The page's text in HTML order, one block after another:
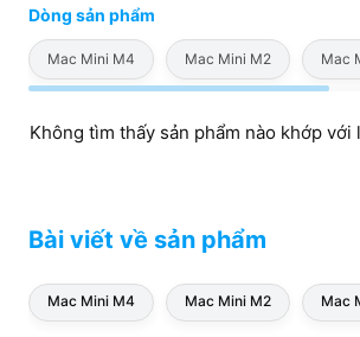
Dòng sản phẩm
Mac Mini M4 Mac Mini M2 Mac
Không tìm thấy sản phẩm nào khớp với
Bài viết về sản phẩm
Mac Mini M4 Mac Mini M2 Mac